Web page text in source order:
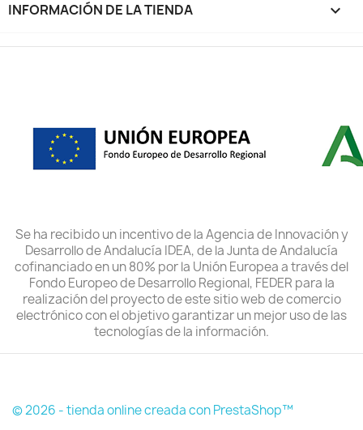
INFORMACIÓN DE LA TIENDA keyboard_arrow_down
Se ha recibido un incentivo de la Agencia de Innovación y
Desarrollo de Andalucía IDEA, de la Junta de Andalucía
cofinanciado en un 80% por la Unión Europea a través del
Fondo Europeo de Desarrollo Regional, FEDER para la
realización del proyecto de este sitio web de comercio
electrónico con el objetivo garantizar un mejor uso de las
tecnologías de la información.
© 2026 - tienda online creada con PrestaShop™